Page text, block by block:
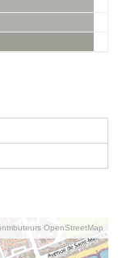
OpenStreetMap